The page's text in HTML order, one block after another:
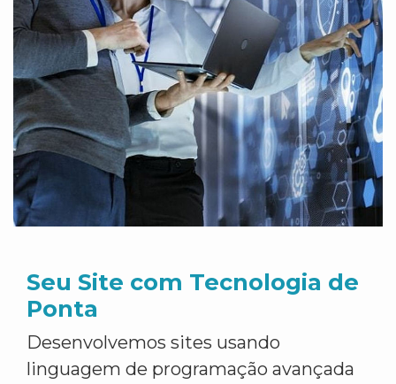
Seu Site com Tecnologia de
Ponta
Desenvolvemos sites usando
linguagem de programação avançada